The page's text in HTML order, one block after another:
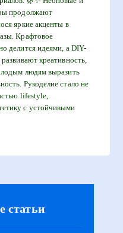
продолжают
яркие акценты в
Крафтовое
делится идеями, а DIY-
креативность,
людям выразить
Рукоделие стало не
lifestyle,
с устойчивыми
статьи